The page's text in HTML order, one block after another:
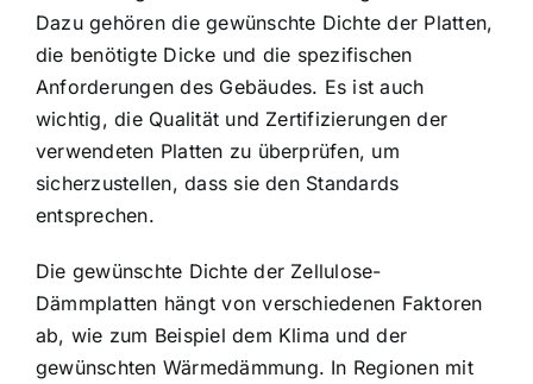
Dazu gehören die gewünschte Dichte der Platten,
die benötigte Dicke und die spezifischen
Anforderungen des Gebäudes. Es ist auch
wichtig, die Qualität und Zertifizierungen der
verwendeten Platten zu überprüfen, um
sicherzustellen, dass sie den Standards
entsprechen.
Die gewünschte Dichte der Zellulose-
Dämmplatten hängt von verschiedenen Faktoren
ab, wie zum Beispiel dem Klima und der
gewünschten Wärmedämmung. In Regionen mit